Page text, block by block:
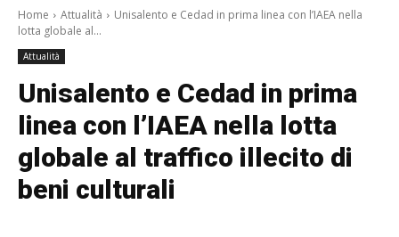
Home Attualità
Unisalento e Cedad in prima linea con l’IAEA nella
lotta globale al...
Attualità
Unisalento e Cedad in prima
linea con l’IAEA nella lotta
globale al traffico illecito di
beni culturali